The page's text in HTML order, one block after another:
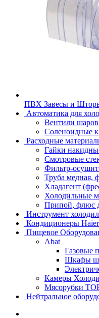
ПВХ Завесы и
Автоматика для
Вентили
Соленоидные
Расходные
Гайки
Смотровые
Фильтр-
Труба медная,
Хладагент
Холодильные
Припой, флюс
Инструмент
Кондиционеры Haier
Пищевое
Abat
Газовые
Шкафы
Камеры
Мясорубки
Нейтральное